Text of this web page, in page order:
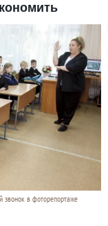
звонок в фоторепортаже